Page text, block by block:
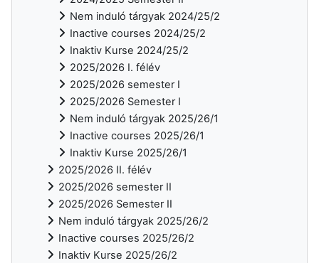
Nem induló tárgyak 2024/25/2
Inactive courses 2024/25/2
Inaktiv Kurse 2024/25/2
2025/2026 I. félév
2025/2026 semester I
2025/2026 Semester I
Nem induló tárgyak 2025/26/1
Inactive courses 2025/26/1
Inaktiv Kurse 2025/26/1
2025/2026 II. félév
2025/2026 semester II
2025/2026 Semester II
Nem induló tárgyak 2025/26/2
Inactive courses 2025/26/2
Inaktiv Kurse 2025/26/2